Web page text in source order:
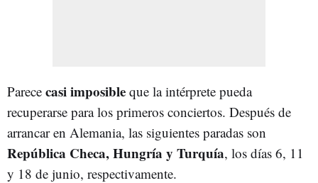
Parece casi imposible que la intérprete pueda
recuperarse para los primeros conciertos. Después de
arrancar en Alemania, las siguientes paradas son
República Checa, Hungría y Turquía, los días 6, 11
y 18 de junio, respectivamente.